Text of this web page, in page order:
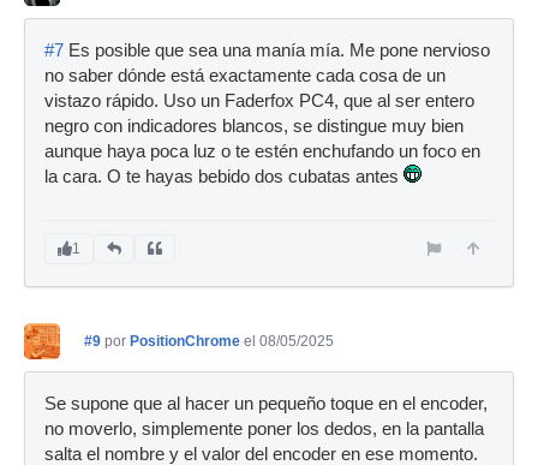
#7 Es posible que sea una manía mía. Me pone nervioso
no saber dónde está exactamente cada cosa de un
vistazo rápido. Uso un Faderfox PC4, que al ser entero
negro con indicadores blancos, se distingue muy bien
aunque haya poca luz o te estén enchufando un foco en
la cara. O te hayas bebido dos cubatas antes
1
#9 por PositionChrome el 08/05/2025
Se supone que al hacer un pequeño toque en el encoder,
no moverlo, simplemente poner los dedos, en la pantalla
salta el nombre y el valor del encoder en ese momento.